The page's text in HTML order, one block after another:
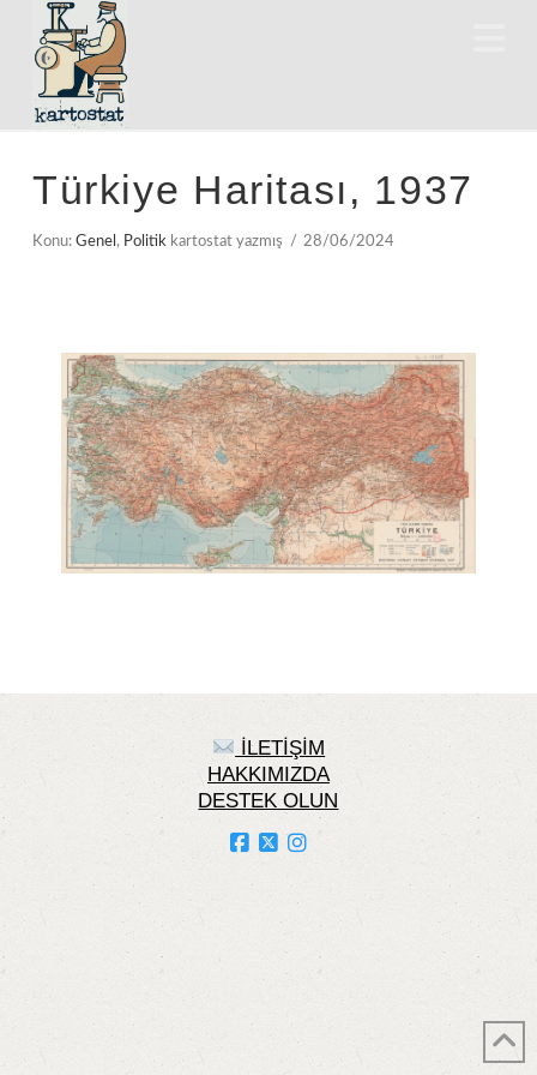
Türkiye Haritası, 1937
Konu: Genel , Politik kartostat yazmış 28/06/2024
İLETİŞİM
HAKKIMIZDA
DESTEK OLUN